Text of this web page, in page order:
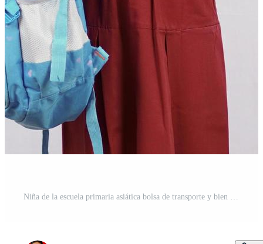
Niña de la escuela primaria asiática bolsa de transporte y bien aislado sobre fondo blanco. Foto Gratis